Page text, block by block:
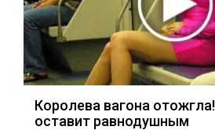
Королева вагона
оставит равнодушным